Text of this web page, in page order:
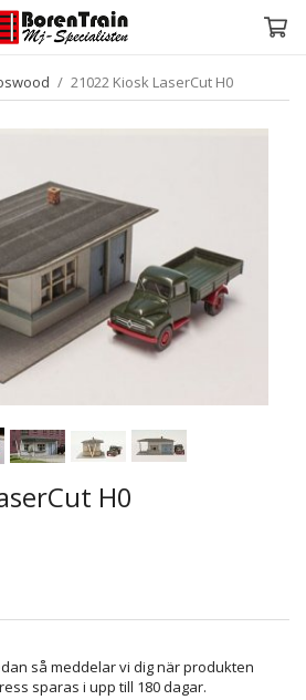
/ 21022 Kiosk LaserCut H0
H0
så meddelar vi dig när produkten
sparas i upp till 180 dagar.